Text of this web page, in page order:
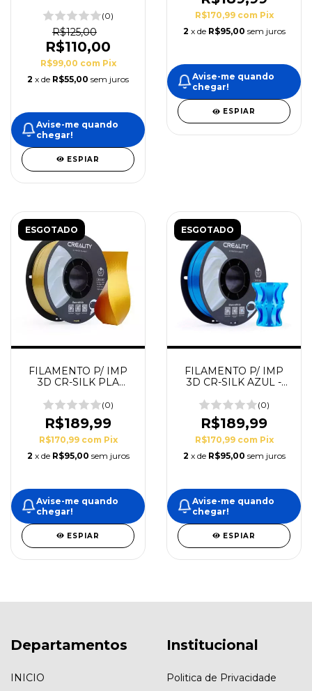
(0)
R$125,00
R$110,00
R$99,00 com Pix
2 x de R$55,00 sem juros
Avise-me quando
chegar!
ESPIAR
R$170,99 com Pix
2 x de R$95,00 sem juros
Avise-me quando
chegar!
ESPIAR
ESGOTADO
FILAMENTO P/ IMP
3D CR-SILK PLA
CREALITY(0)
R$189,99
R$170,99 com Pix
2 x de R$95,00 sem juros
Avise-me quando
chegar!
ESPIAR
ESGOTADO
FILAMENTO P/ IMP
3D CR-SILK AZUL -
(0)
R$189,99
R$170,99 com Pix
2 x de R$95,00 sem juros
Avise-me quando
chegar!
ESPIAR
Departamentos
INICIO
Institucional
Politica de Privacidade